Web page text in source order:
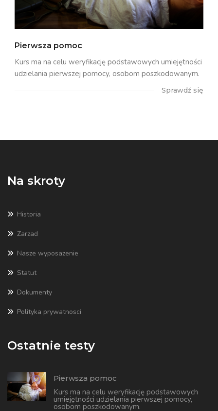
Pierwsza pomoc
Kurs ma na celu weryfikację podstawowych umiejętności
udzielania pierwszej pomocy, osobom poszkodowanym.
Sprawdź się
Na skroty
Historia
Zarzad
Nasze wyposazenie
Statut
Dokumenty
Polityka prywatnosci
Ostatnie testy
Pierwsza pomoc
Kurs ma na celu weryfikację podstawowych
umiejętności udzielania pierwszej pomocy,
osobom poszkodowanym.